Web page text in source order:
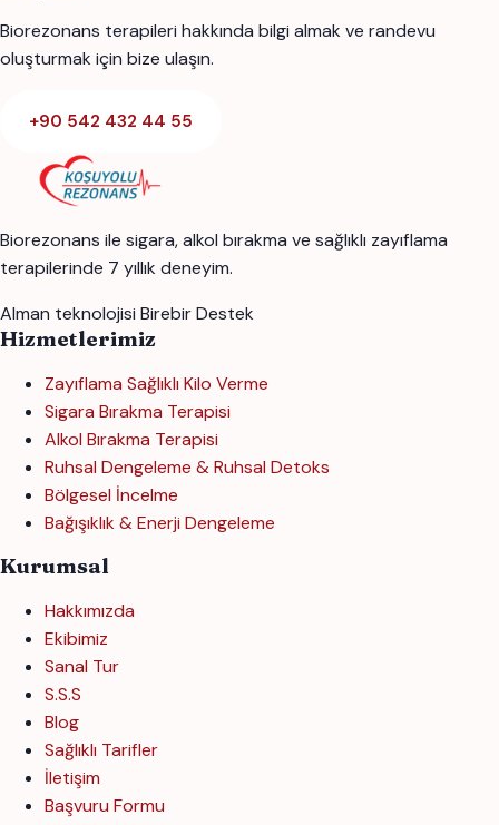
Biorezonans terapileri hakkında bilgi almak ve randevu
oluşturmak için bize ulaşın.
+90 542 432 44 55
Biorezonans ile sigara, alkol bırakma ve sağlıklı zayıflama
terapilerinde 7 yıllık deneyim.
Alman teknolojisi Birebir Destek
Hizmetlerimiz
Zayıflama Sağlıklı Kilo Verme
Sigara Bırakma Terapisi
Alkol Bırakma Terapisi
Ruhsal Dengeleme & Ruhsal Detoks
Bölgesel İncelme
Bağışıklık & Enerji Dengeleme
Kurumsal
Hakkımızda
Ekibimiz
Sanal Tur
S.S.S
Blog
Sağlıklı Tarifler
İletişim
Başvuru Formu